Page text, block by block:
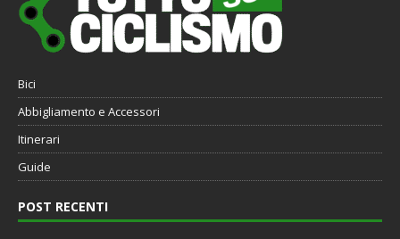
Bici
Abbigliamento e Accessori
Itinerari
Guide
POST RECENTI